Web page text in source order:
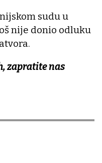
sudu u
nije donio odluku
zapratite nas